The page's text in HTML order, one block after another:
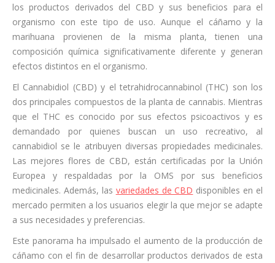
los productos derivados del CBD y sus beneficios para el
organismo con este tipo de uso. Aunque el cáñamo y la
marihuana provienen de la misma planta, tienen una
composición química significativamente diferente y generan
efectos distintos en el organismo.
El Cannabidiol (CBD) y el tetrahidrocannabinol (THC) son los
dos principales compuestos de la planta de cannabis. Mientras
que el THC es conocido por sus efectos psicoactivos y es
demandado por quienes buscan un uso recreativo, al
cannabidiol se le atribuyen diversas propiedades medicinales.
Las mejores flores de CBD, están certificadas por la Unión
Europea y respaldadas por la OMS por sus beneficios
medicinales. Además, las variedades de CBD disponibles en el
mercado permiten a los usuarios elegir la que mejor se adapte
a sus necesidades y preferencias.
Este panorama ha impulsado el aumento de la producción de
cáñamo con el fin de desarrollar productos derivados de esta